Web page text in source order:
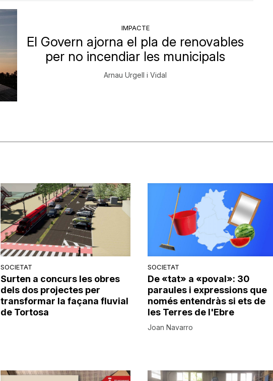
IMPACTE
El Govern ajorna el pla de renovables
per no incendiar les municipals
Arnau Urgell i Vidal
SOCIETAT
Surten a concurs les obres
dels dos projectes per
transformar la façana fluvial
de Tortosa
SOCIETAT
De «tat» a «poval»: 30
paraules i expressions que
només entendràs si ets de
les Terres de l'Ebre
Joan Navarro